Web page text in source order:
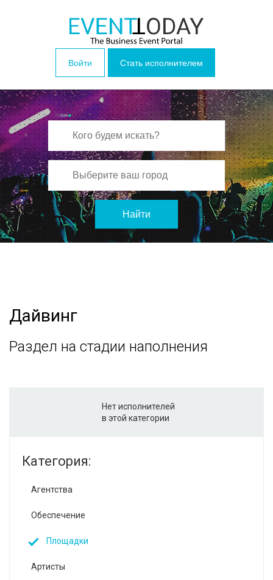
Войти Стать исполнителем
Найти
Дайвинг
Раздел на стадии наполнения
Нет исполнителей
в этой категории
Категория:
Агентства
Обеспечение
Площадки
Артисты